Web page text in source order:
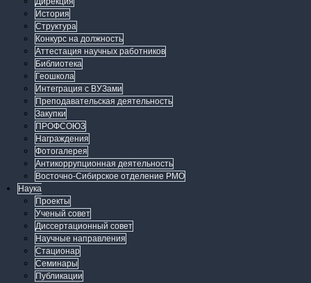
История
Структура
Конкурс на должность
Аттестация научных работников
Библиотека
Геошкола
Интеграция с ВУЗами
Преподавательская деятельность
Закупки
ПРОФСОЮЗ
Награждения
Фотогалерея
Антикоррупционная деятельность
Восточно-Сибирское отделение РМО
Наука
Проекты
Ученый совет
Диссертационный совет
Научные направления
Стационар
Семинары
Публикации